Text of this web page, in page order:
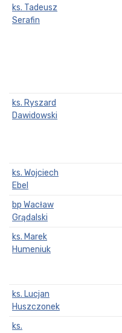
ks. Tadeusz
Serafin
ks. Ryszard
Dawidowski
ks. Wojciech
Ebel
bp Wacław
Grądalski
ks. Marek
Humeniuk
ks. Lucjan
Huszczonek
ks.